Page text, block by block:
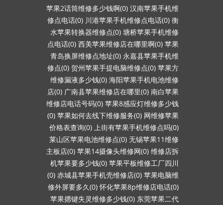
苹果2话筒维修多少钱啊(0) 汉南苹果手机维
修点电话(0) 川港苹果手机维修点电话(0) 衡
水苹果转换器维修点(0) 塘桥苹果手机维修
点电话(0) 西美苹果维修店在哪里啊(0) 苹果
青岛换屏维修点地址(0) 永嘉县苹果手机维
修点(0) 贺州苹果手提电脑维修点(0) 苹果方
维修漏液多少钱(0) 海阳苹果手机电池维修
店(0) 广南县苹果维修店在哪里(0) 南白苹果
维修店电话号码(0) 苹果8感应灯维修多少钱
(0) 苹果如何去线下维修服务(0) 网维修苹果
价格表查询(0) 上街有苹果手机维修点吗(0)
莱山区苹果电池维修点(0) 无锡苹果11维修
主板店(0) 苹果14摄像头维修网(0) 维修店拆
机苹果要多少钱(0) 苹果平板维修工厂四川
(0) 赤城县苹果手机壳维修店(0) 苹果电脑维
修外屏要多久(0) 怀化苹果8p维修店电话(0)
苹果摁键失灵维修多少钱(0) 东莞苹果二代